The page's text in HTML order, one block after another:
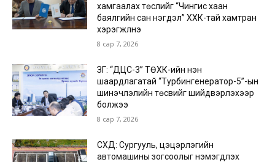
хамгаалах төслийг “Чингис хаан
баялгийн сан нэгдэл” ХХК-тай хамтран
хэрэгжүүлнэ
8 сар 7, 2026
ЗГ: “ДЦС-3” ТӨХК-ийн нэн
шаардлагатай “Турбингенератор-5”-ын
шинэчлэлийн төсвийг шийдвэрлэхээр
болжээ
8 сар 7, 2026
СХД: Сургууль, цэцэрлэгийн
автомашины зогсоолыг нэмэгдүүлэх